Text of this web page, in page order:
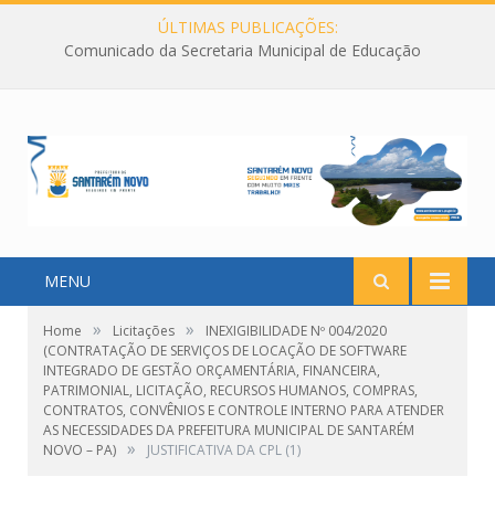
ÚLTIMAS PUBLICAÇÕES:
Comunicado da Secretaria Municipal de Educação
MENU
Home » Licitações »
INEXIGIBILIDADE Nº 004/2020
(CONTRATAÇÃO DE SERVIÇOS DE LOCAÇÃO DE SOFTWARE
INTEGRADO DE GESTÃO ORÇAMENTÁRIA, FINANCEIRA,
PATRIMONIAL, LICITAÇÃO, RECURSOS HUMANOS, COMPRAS,
CONTRATOS, CONVÊNIOS E CONTROLE INTERNO PARA ATENDER
AS NECESSIDADES DA PREFEITURA MUNICIPAL DE SANTARÉM
NOVO – PA) » JUSTIFICATIVA DA CPL (1)